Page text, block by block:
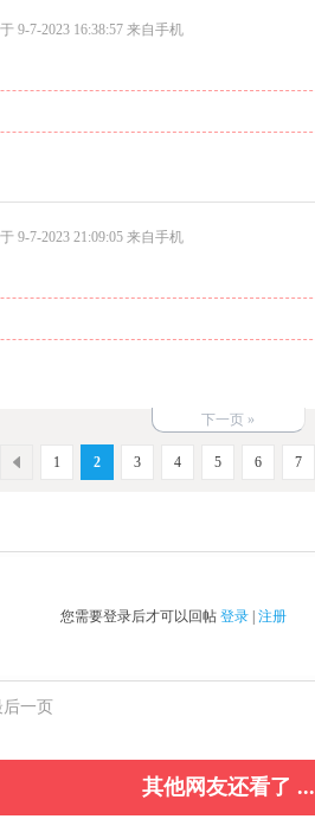
9-7-2023 16:38:57 来自手机
9-7-2023 21:09:05 来自手机
下一页 »
1 2 3 4 5 6 7
您需要登录后才可以回帖 登录 | 注册
一页
其他网友还看了 ...